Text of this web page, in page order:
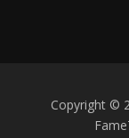
Copyright ©